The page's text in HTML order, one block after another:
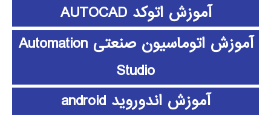
آموزش اتوکد AUTOCAD
آموزش اتوماسیون صنعتی Automation
Studio
آموزش اندوروید android